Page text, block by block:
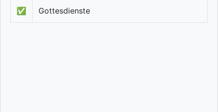
✅ Gottesdienste